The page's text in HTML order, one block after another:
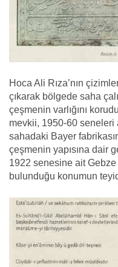
Hoca Ali Rıza’nın
çıkarak bölgede saha
çeşmenin varlığını
mevkii, 1950-60 seneleri
sahadaki Bayer
çeşmenin yapısına dair
1922 senesine ait
bulunduğu konumun